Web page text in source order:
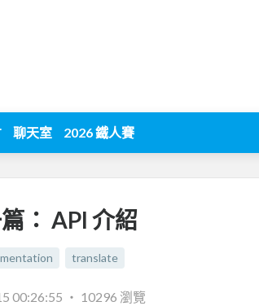
聊天室 2026 鐵人賽
： API 介紹
translate
00:26:55 ‧ 10296 瀏覽